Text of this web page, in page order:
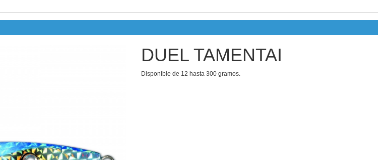
DUEL TAMENTAI
Disponible de 12 hasta 300 gramos.